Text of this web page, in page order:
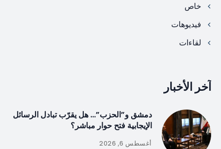
خاص
فيديوهات
لقاءات
آخر الأخبار
دمشق و”الحزب”… هل يقرّب تبادل الرسائل
الإيجابية فتح حوار مباشر؟
أغسطس 6, 2026